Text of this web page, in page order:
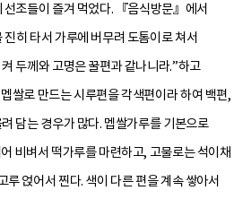
조들이 즐겨 먹었다. 『음식방문』에서
히 타서 가루에 버무려 도톰이로 쳐서
두께와 고명은 꿀편과 같나니라.”하고
쌀로 만드는 시루편을 각색편이라 하여 백편,
담는 경우가 많다. 멥쌀가루를 기본으로
비벼서 떡가루를 마련하고, 고물로는 석이채
루 얹어서 찐다. 색이 다른 편을 계속 쌓아서